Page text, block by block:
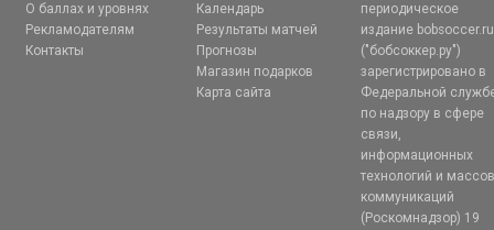
О баллах и уровнях
Рекламодателям
Контакты
Календарь
Результаты матчей
Прогнозы
Магазин подарков
Карта сайта
периодическое
издание bobsoccer.ru
("бобсоккер.ру")
зарегистрировано в
Федеральной
по надзору в сфере
связи,
информационных
технологий и
коммуникаций
(Роскомнадзор) 19